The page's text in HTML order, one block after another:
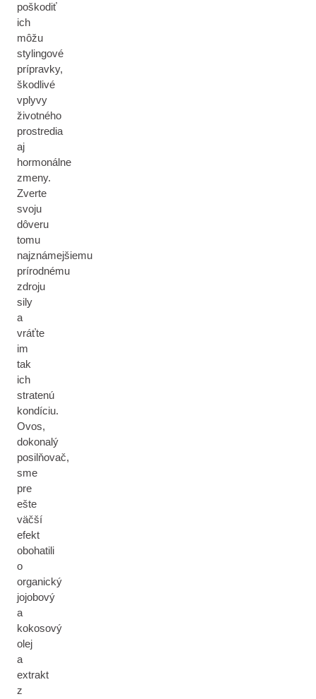
poškodiť
ich
môžu
stylingové
prípravky,
škodlivé
vplyvy
životného
prostredia
aj
hormonálne
zmeny.
Zverte
svoju
dôveru
tomu
najznámejšiemu
prírodnému
zdroju
sily
a
vráťte
im
tak
ich
stratenú
kondíciu.
Ovos,
dokonalý
posilňovač,
sme
pre
ešte
väčší
efekt
obohatili
o
organický
jojobový
a
kokosový
olej
a
extrakt
z